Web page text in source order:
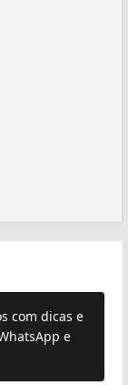
com dicas e
e